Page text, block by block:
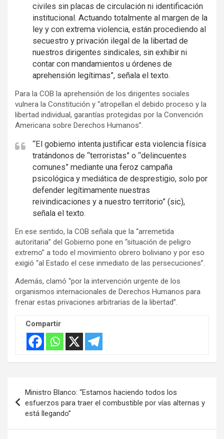
civiles sin placas de circulación ni identificación
institucional. Actuando totalmente al margen de la
ley y con extrema violencia, están procediendo al
secuestro y privación ilegal de la libertad de
nuestros dirigentes sindicales, sin exhibir ni
contar con mandamientos u órdenes de
aprehensión legítimas”, señala el texto.
Para la COB la aprehensión de los dirigentes sociales
vulnera la Constitución y “atropellan el debido proceso y la
libertad individual, garantías protegidas por la Convención
Americana sobre Derechos Humanos”.
“El gobierno intenta justificar esta violencia física
tratándonos de “terroristas” o “delincuentes
comunes” mediante una feroz campaña
psicológica y mediática de desprestigio, solo por
defender legítimamente nuestras
reivindicaciones y a nuestro territorio” (sic),
señala el texto.
En ese sentido, la COB señala que la “arremetida
autoritaria” del Gobierno pone en “situación de peligro
extremo” a todo el movimiento obrero boliviano y por eso
exigió “al Estado el cese inmediato de las persecuciones”.
Además, clamó “por la intervención urgente de los
organismos internacionales de Derechos Humanos para
frenar estas privaciones arbitrarias de la libertad”.
Compartir
de
entradas
Ministro Blanco: “Estamos haciendo todos los
esfuerzos para traer el combustible por vías alternas y
está llegando”